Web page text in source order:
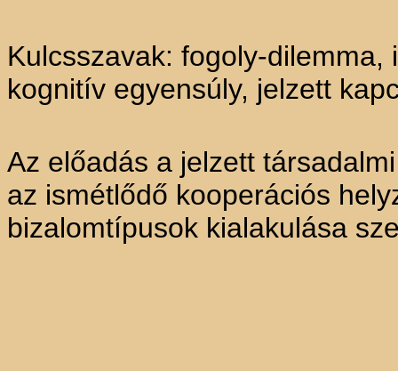
Kulcsszavak: fogoly-
kognitív egyensúly, jelzett
Az előadás a jelzett
az ismétlődő kooperációs
bizalomtípusok kialakulása